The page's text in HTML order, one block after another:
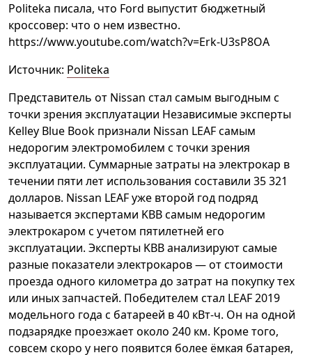
Politeka писала, что Ford выпустит бюджетный
кроссовер: что о нем известно.
https://www.youtube.com/watch?v=Erk-U3sP8OA
Источник: Politeka
Представитель от Nissan стал самым выгодным с
точки зрения эксплуатации Независимые эксперты
Kelley Blue Book признали Nissan LEAF самым
недорогим электромобилем с точки зрения
эксплуатации. Суммарные затраты на электрокар в
течении пяти лет использования составили 35 321
долларов. Nissan LEAF уже второй год подряд
называется экспертами KBB самым недорогим
электрокаром с учетом пятилетней его
эксплуатации. Эксперты KBB анализируют самые
разные показатели электрокаров — от стоимости
проезда одного километра до затрат на покупку тех
или иных запчастей. Победителем стал LEAF 2019
модельного года с батареей в 40 кВт-ч. Он на одной
подзарядке проезжает около 240 км. Кроме того,
совсем скоро у него появится более ёмкая батарея,